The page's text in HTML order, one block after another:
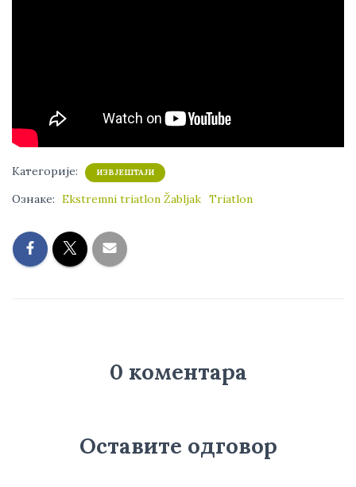
Категорије: ИЗВЈЕШТАЈИ
Ознаке: Ekstremni triatlon Žabljak Triatlon
0 коментара
Оставите одговор